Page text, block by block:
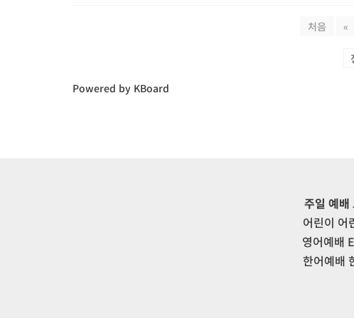
처음 «
Powered by KBoard
주일 예배
어린이 어
영어예배
한어예배